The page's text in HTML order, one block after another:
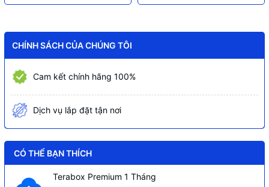
CHÍNH SÁCH CỦA CHÚNG TÔI
Cam kết chính hãng 100%
Dịch vụ lắp đặt tận nơi
CÓ THỂ BẠN THÍCH
Terabox Premium 1 Tháng